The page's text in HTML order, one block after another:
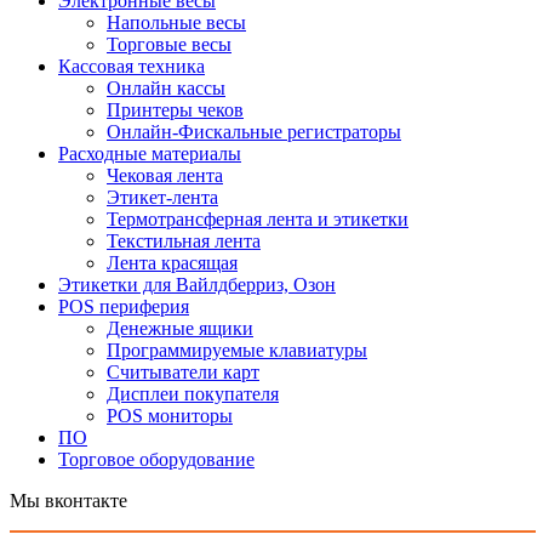
Напольные весы
Торговые весы
Кассовая техника
Онлайн кассы
Принтеры чеков
Онлайн-Фискальные регистраторы
Расходные материалы
Чековая лента
Этикет-лента
Термотрансферная лента и этикетки
Текстильная лента
Лента красящая
Этикетки для Вайлдберриз, Озон
POS периферия
Денежные ящики
Программируемые клавиатуры
Считыватели карт
Дисплеи покупателя
POS мониторы
ПО
Торговое оборудование
Мы вконтакте